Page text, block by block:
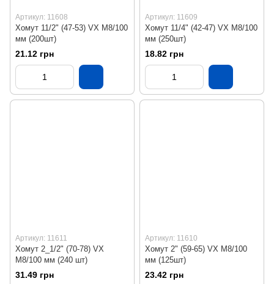
Артикул: 11608
Хомут 11/2" (47-53) VX М8/100
мм (200шт)
21.12 грн
Артикул: 11609
Хомут 11/4" (42-47) VX М8/100
мм (250шт)
18.82 грн
Артикул: 11611
Хомут 2_1/2" (70-78) VX
М8/100 мм (240 шт)
31.49 грн
Артикул: 11610
Хомут 2" (59-65) VX М8/100
мм (125шт)
23.42 грн